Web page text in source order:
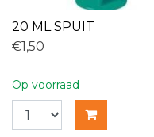
20 ML SPUIT
€1,50
Op voorraad